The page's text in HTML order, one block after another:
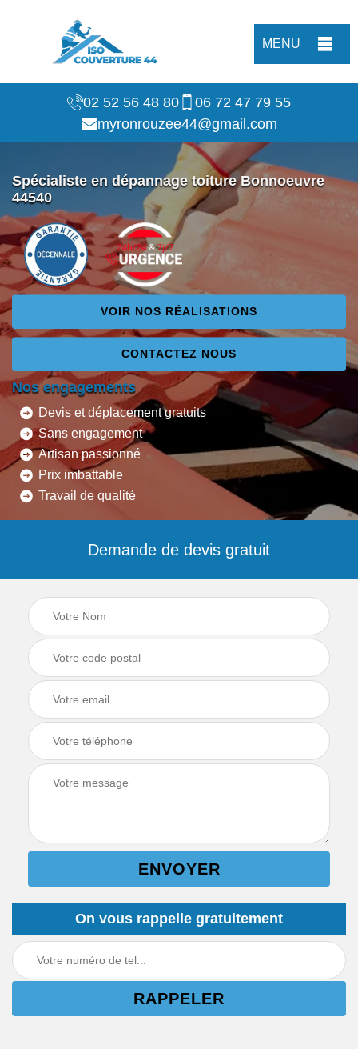
MENU
02 52 56 48 80
06 72 47 79 55
myronrouzee44@gmail.com
Spécialiste en dépannage toiture Bonnoeuvre
44540
VOIR NOS RÉALISATIONS
CONTACTEZ NOUS
Nos engagements
Devis et déplacement gratuits
Sans engagement
Artisan passionné
Prix imbattable
Travail de qualité
Demande de devis gratuit
On vous rappelle gratuitement